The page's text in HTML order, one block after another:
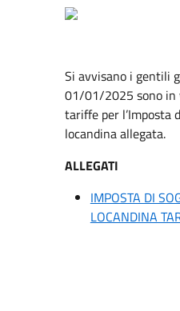
Si avvisano i gentili
01/01/2025 sono in
tariffe per l’Imposta
locandina allegata.
ALLEGATI
IMPOSTA DI
LOCANDINA